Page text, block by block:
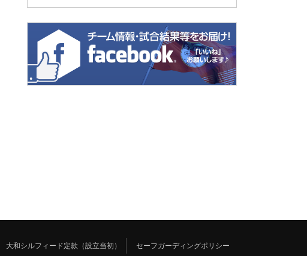
大和シルフィード定款（設立当初） セーフガーディングポリシー